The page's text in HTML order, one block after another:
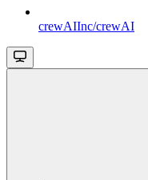
crewAIInc/crewAI